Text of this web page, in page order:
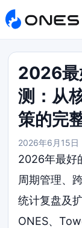
2026最
测：从
策的完
2026年6月15日
2026年最好
周期管理、
统计复盘及
ONES、